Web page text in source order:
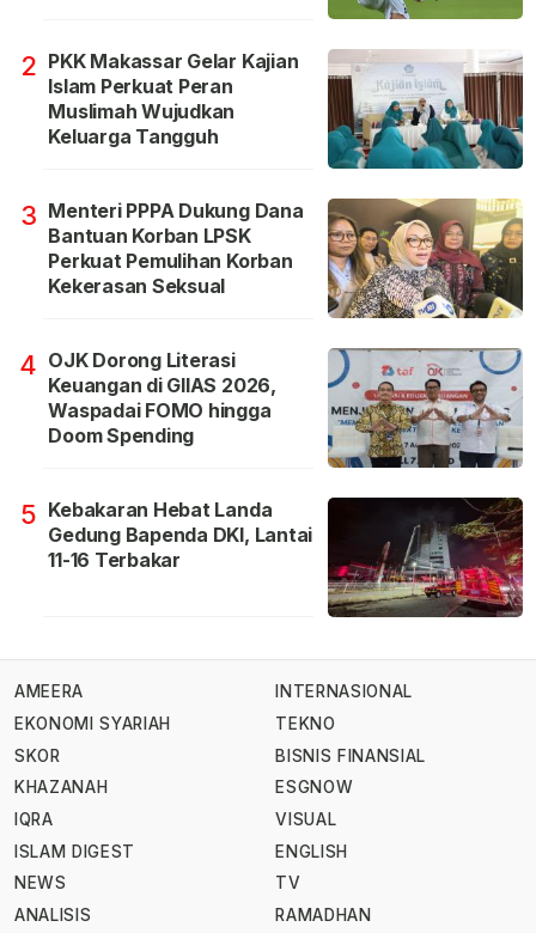
2 PKK Makassar Gelar Kajian
Islam Perkuat Peran
Muslimah Wujudkan
Keluarga Tangguh
3 Menteri PPPA Dukung Dana
Bantuan Korban LPSK
Perkuat Pemulihan Korban
Kekerasan Seksual
4 OJK Dorong Literasi
Keuangan di GIIAS 2026,
Waspadai FOMO hingga
Doom Spending
5 Kebakaran Hebat Landa
Gedung Bapenda DKI, Lantai
11-16 Terbakar
AMEERA
EKONOMI SYARIAH
SKOR
KHAZANAH
IQRA
ISLAM DIGEST
NEWS
ANALISIS
INTERNASIONAL
TEKNO
BISNIS FINANSIAL
ESGNOW
VISUAL
ENGLISH
TV
RAMADHAN